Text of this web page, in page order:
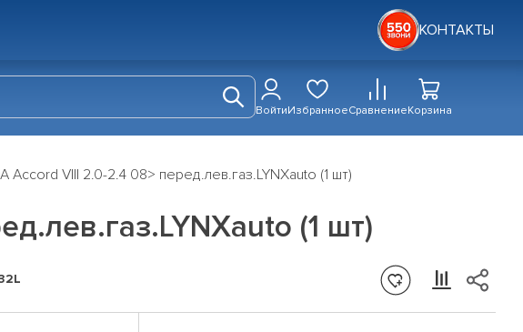
КОНТАКТЫ
ВойтиИзбранноеСравнениеКорзина
Accord VIII 2.0-2.4 08> перед.лев.газ.LYNXauto (1 шт)
(1 шт)